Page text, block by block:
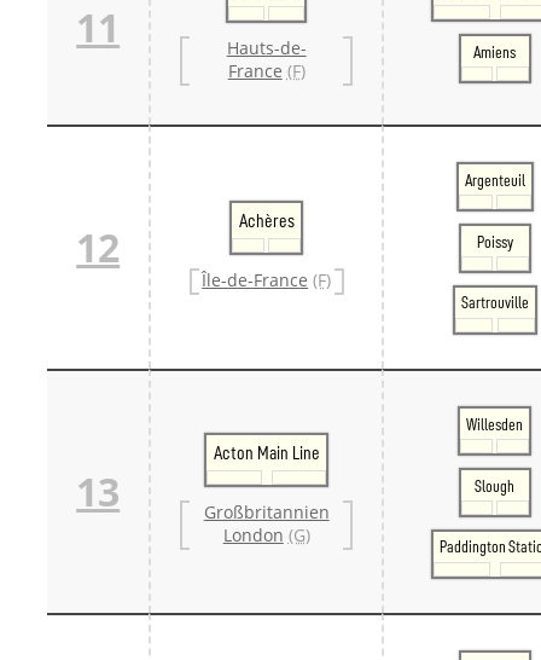
11
Hauts-de-
France (F)
Amiens
12
Achères
Île-de-France (F)
Argenteuil
Poissy
Sartrouville
13
Acton Main Line
Großbritannien
London (G)
Willesden
Slough
Paddington